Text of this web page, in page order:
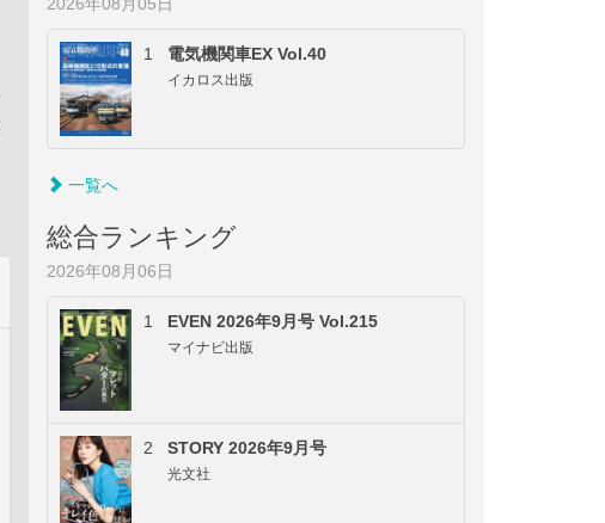
1 電気機関車EX Vol.40
イカロス出版
一覧へ
総合ランキング
2026年08月06日
1 EVEN 2026年9月号 Vol.215
マイナビ出版
2 STORY 2026年9月号
光文社